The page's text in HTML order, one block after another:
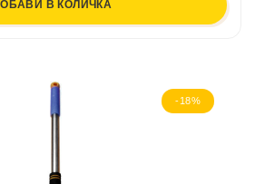
В КОЛИЧКА
-18%